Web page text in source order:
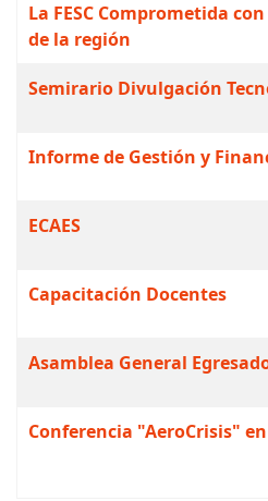
La FESC Comprometida
de la región
Semirario Divulgación
Informe de Gestión y
ECAES
Capacitación Docentes
Asamblea General
Conferencia "AeroCrisis" en